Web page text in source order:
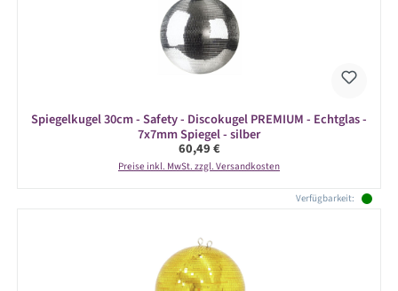
Spiegelkugel 30cm - Safety - Discokugel PREMIUM - Echtglas -
7x7mm Spiegel - silber
Regulärer Preis:
60,49 €
Preise inkl. MwSt. zzgl. Versandkosten
Verfügbarkeit: